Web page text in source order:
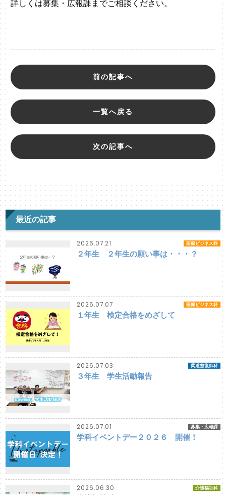
詳しくは募集・広報課までご相談ください。
前の記事へ
一覧へ戻る
次の記事へ
最近の記事
2026.07.21 医療ビジネス科
２年生 ２年生の願い事は・・・？
2026.07.07 医療ビジネス科
１年生 検定合格をめざして
2026.07.03 柔道整復師科
３年生 学生活動報告
2026.07.01 募集・広報課
学科イベントデー２０２６ 開催！
2026.06.30 介護福祉科